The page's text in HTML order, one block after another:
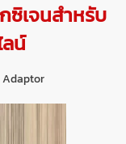
ซิเจนสำหรับ
ลน์